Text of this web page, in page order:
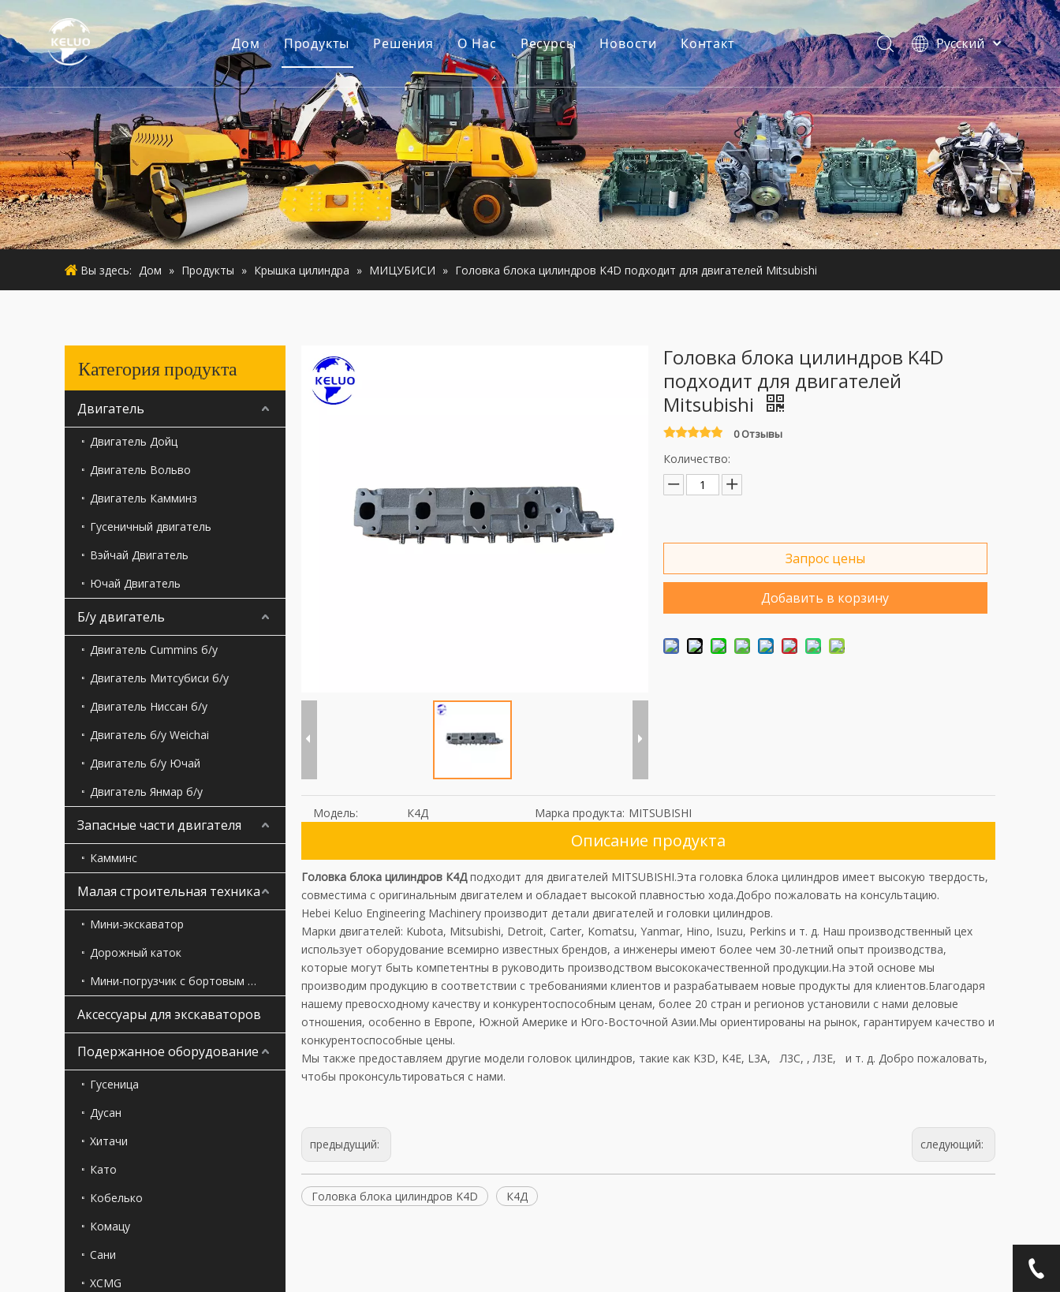
Дом Продукты
Двигатель
Аксессуары для экскаваторов
Малая строительная техника
Б/у двигатель
Подержанное оборудование
Решения О Hас
Наша история
Наше преимущество
Ресурсы
Путеводители
Часто задаваемые вопросы
Видео
Новости Контакт
Pусский
فارسی
Bahasa
indonesia
Türk dili
ไทย
Italiano
Deutsch
Português
Español
English
Вы здесь: Дом » Продукты » Крышка цилиндра » МИЦУБИСИ » Головка блока цилиндров K4D подходит для двигателей Mitsubishi
Категория продукта
Двигатель
Двигатель Дойц
Двигатель Вольво
Двигатель Камминз
Гусеничный двигатель
Вэйчай Двигатель
Ючай Двигатель
Б/у двигатель
Двигатель Cummins б/у
Двигатель Митсубиси б/у
Двигатель Ниссан б/у
Двигатель б/у Weichai
Двигатель б/у Ючай
Двигатель Янмар б/у
Запасные части двигателя
Камминс
Малая строительная техника
Мини-экскаватор
Дорожный каток
Мини-погрузчик с бортовым поворотом
Аксессуары для экскаваторов
Подержанное оборудование
Гусеница
Дусан
Хитачи
Като
Кобелько
Комацу
Сани
XCMG
Головка блока цилиндров K4D
подходит для двигателей
Mitsubishi
0 Отзывы
Количество:
Запрос цены
Добавить в корзину
Модель: К4Д Марка продукта: MITSUBISHI
Описание продукта
Головка блока цилиндров К4Дподходит для двигателей MITSUBISHI.Эта головка блока цилиндров имеет высокую твердость,
совместима с оригинальным двигателем и обладает высокой плавностью хода.Добро пожаловать на консультацию.
Hebei Keluo Engineering Machinery производит детали двигателей и головки цилиндров.
Марки двигателей: Kubota, Mitsubishi, Detroit, Carter, Komatsu, Yanmar, Hino, Isuzu, Perkins и т. д. Наш производственный цех
использует оборудование всемирно известных брендов, а инженеры имеют более чем 30-летний опыт производства,
которые могут быть компетентны в руководить производством высококачественной продукции.На этой основе мы
производим продукцию в соответствии с требованиями клиентов и разрабатываем новые продукты для клиентов.Благодаря
нашему превосходному качеству и конкурентоспособным ценам, более 20 стран и регионов установили с нами деловые
отношения, особенно в Европе, Южной Америке и Юго-Восточной Азии.Мы ориентированы на рынок, гарантируем качество и
конкурентоспособные цены.
Мы также предоставляем другие модели головок цилиндров, такие как K3D, K4E, L3A, Л3С, , Л3Е, и т. д. Добро пожаловать,
чтобы проконсультироваться с нами.
предыдущий: следующий:
Головка блока цилиндров K4D К4Д